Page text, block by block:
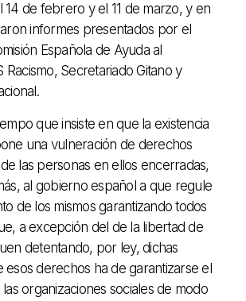
14 de febrero y el 11 de marzo, y en
informes presentados por el
Española de Ayuda al
Racismo, Secretariado Gitano y
que insiste en que la existencia
una vulneración de derechos
las personas en ellos encerradas,
al gobierno español a que regule
de los mismos garantizando todos
a excepción del de la libertad de
detentando, por ley, dichas
esos derechos ha de garantizarse el
organizaciones sociales de modo